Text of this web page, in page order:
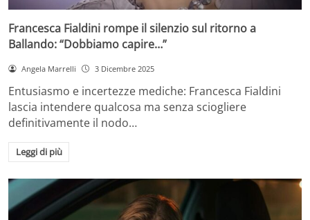
Francesca Fialdini rompe il silenzio sul ritorno a
Ballando: “Dobbiamo capire…”
Angela Marrelli 3 Dicembre 2025
Entusiasmo e incertezze mediche: Francesca Fialdini
lascia intendere qualcosa ma senza sciogliere
definitivamente il nodo…
Leggi di più